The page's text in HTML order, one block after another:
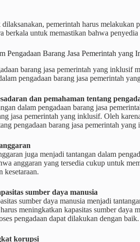
pemerintah harus melakukan
berkala untuk memastikan bahwa
Pengadaan Barang Jasa Pemerintah yang
barang jasa pemerintah yang inklusif
pengadaan barang jasa pemerintah
dan pemahaman tentang
dalam pengadaan barang jasa
jasa pemerintah yang inklusif. Oleh
pengadaan barang jasa pemerintah yang
juga menjadi tantangan dalam
anggaran yang tersedia cukup untuk
kesetaraan.
sumber daya manusia
sumber daya manusia menjadi
meningkatkan kapasitas sumber daya
pengadaan dapat dilakukan dengan baik.
korupsi